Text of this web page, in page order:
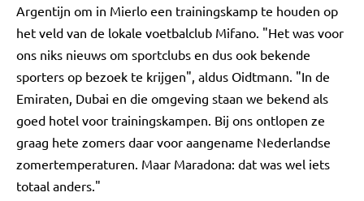
Argentijn om in Mierlo een trainingskamp te houden op
het veld van de lokale voetbalclub Mifano. "Het was voor
ons niks nieuws om sportclubs en dus ook bekende
sporters op bezoek te krijgen", aldus Oidtmann. "In de
Emiraten, Dubai en die omgeving staan we bekend als
goed hotel voor trainingskampen. Bij ons ontlopen ze
graag hete zomers daar voor aangename Nederlandse
zomertemperaturen. Maar Maradona: dat was wel iets
totaal anders."